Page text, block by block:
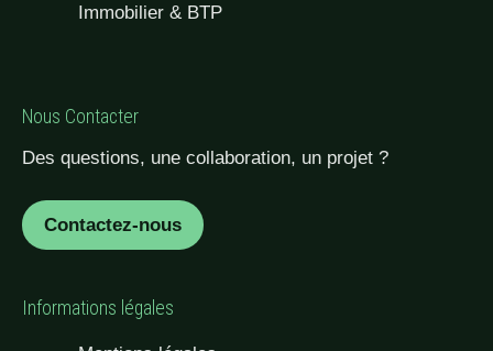
Immobilier & BTP
Nous Contacter
Des questions, une collaboration, un projet ?
Contactez-nous
Informations légales